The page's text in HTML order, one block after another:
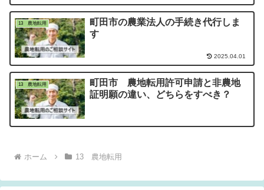
13 農地転用
町田市の農業法人の手続き代行しま
す
2025.04.01
13 農地転用
町田市 農地転用許可申請と非農地
証明願の違い、どちらをすべき？
ホーム 13 農地転用